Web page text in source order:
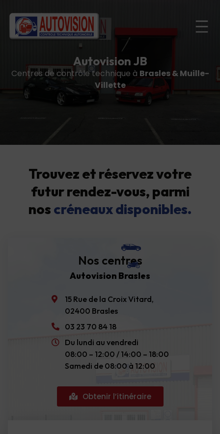
Autovision JB
Centres de contrôle technique à Brasles & Muille-
Villette
Trouvez et réservez votre
futur rendez-vous, parmi
nos créneaux disponibles.
Nos centres
Autovision Brasles
15 Rue de la Croix Vitard,
02400 Brasles
03 23 70 84 18
Du lundi au vendredi
08:00 – 12:00 / 14:00 – 18:00
Samedi de 08:00 à 12:00
Obtenir l’itinéraire